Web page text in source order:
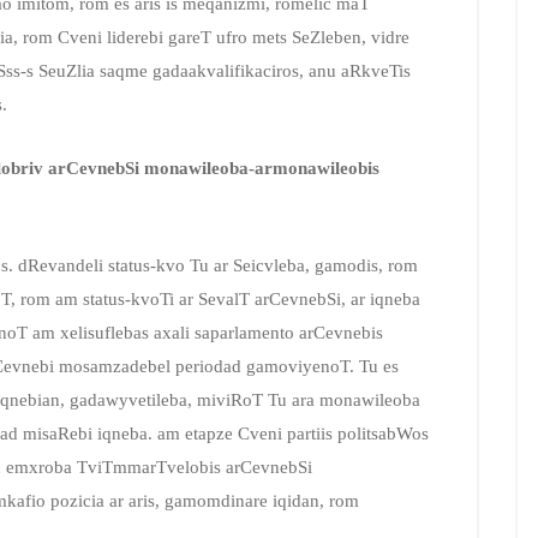
rom Cveni liderebi gareT ufro mets SeZleben, vidre
s SeuZlia saqme gadaakvalifikaciros, anu aRkveTis
arCevnebSi monawileoba-armonawileobis
dRevandeli status-kvo Tu ar Seicvleba, gamodis, rom
rom am status-kvoTi ar SevalT arCevnebSi, ar iqneba
am xelisuflebas axali saparlamento arCevnebis
mosamzadebel periodad gamoviyenoT. Tu es
gadawyvetileba, miviRoT Tu ara monawileoba
misaRebi iqneba. am etapze Cveni partiis politsabWos
TviTmmarTvelobis arCevnebSi
pozicia ar aris, gamomdinare iqidan, rom